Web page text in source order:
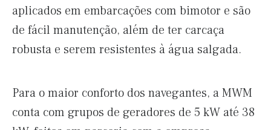
aplicados em embarcações com bimotor e são
de fácil manutenção, além de ter carcaça
robusta e serem resistentes à água salgada.
Para o maior conforto dos navegantes, a MWM
conta com grupos de geradores de 5 kW até 38